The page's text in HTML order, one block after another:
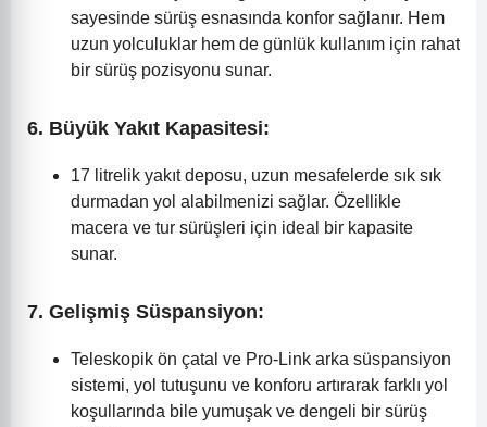
sayesinde sürüş esnasında konfor sağlanır. Hem
uzun yolculuklar hem de günlük kullanım için rahat
bir sürüş pozisyonu sunar.
6. Büyük Yakıt Kapasitesi:
17 litrelik yakıt deposu, uzun mesafelerde sık sık
durmadan yol alabilmenizi sağlar. Özellikle
macera ve tur sürüşleri için ideal bir kapasite
sunar.
7. Gelişmiş Süspansiyon:
Teleskopik ön çatal ve Pro-Link arka süspansiyon
sistemi, yol tutuşunu ve konforu artırarak farklı yol
koşullarında bile yumuşak ve dengeli bir sürüş